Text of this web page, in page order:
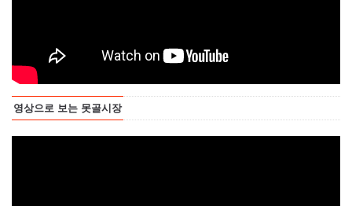
영상으로 보는 못골시장